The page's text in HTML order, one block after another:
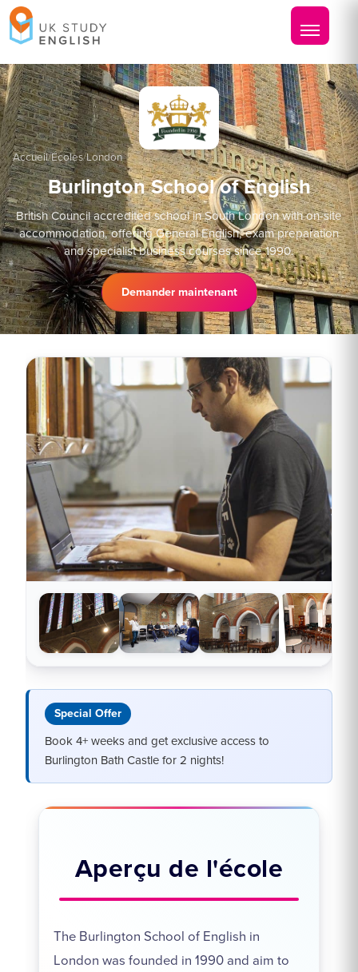
Accueil/Écoles/London
Burlington School of English
British Council accredited school in South London with on-site
accommodation, offering General English, exam preparation
and specialist business courses since 1990.
Demander maintenant
Special Offer
Book 4+ weeks and get exclusive access to
Burlington Bath Castle for 2 nights!
Aperçu de l'école
The Burlington School of English in
London was founded in 1990 and aim to